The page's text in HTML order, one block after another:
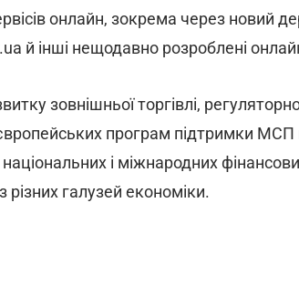
онлайн, зокрема через новий
й інші нещодавно розроблені
зовнішньої торгівлі,
європейських програм підтримки МСП
і міжнародних
різних галузей економіки.